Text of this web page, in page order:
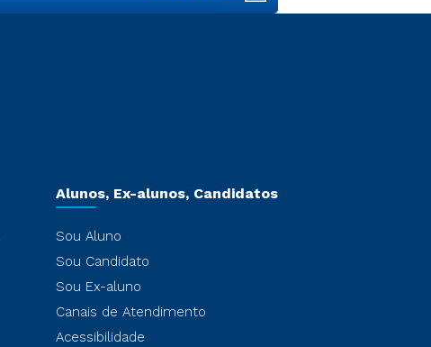
Alunos, Ex-alunos, Candidatos
Sou Aluno
Sou Candidato
Sou Ex-aluno
Canais de Atendimento
Acessibilidade